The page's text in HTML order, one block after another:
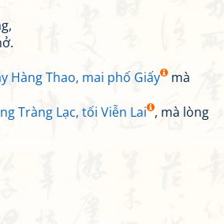
Hàng Thao, mai phố Giấy
mà
Tràng Lạc, tối Viễn Lai , mà lòng